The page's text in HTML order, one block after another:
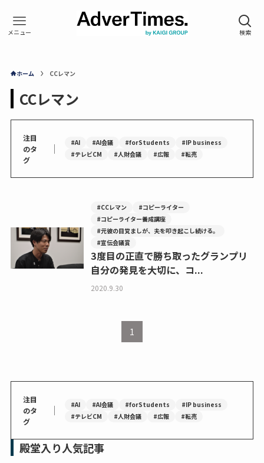
ホーム CCレマン
CCレマン
注目
のタ
グ
｜ #AI #AI会議 #forStudents
#IP business
#テレビCM
#人財会議 #広報 #転売
#CCレマン
#コピーライター
#コピーライター養成講座
#元彼の目覚ましが、夫を叩き起こし続ける。
#宣伝会議賞
3度目の正直で勝ち取ったグランプリ
自分の発見を大切に、コ...
2020.9.30
1
注目
のタ
グ
｜ #AI #AI会議 #forStudents
#IP business
#テレビCM
#人財会議 #広報 #転売
殿堂入り人気記事